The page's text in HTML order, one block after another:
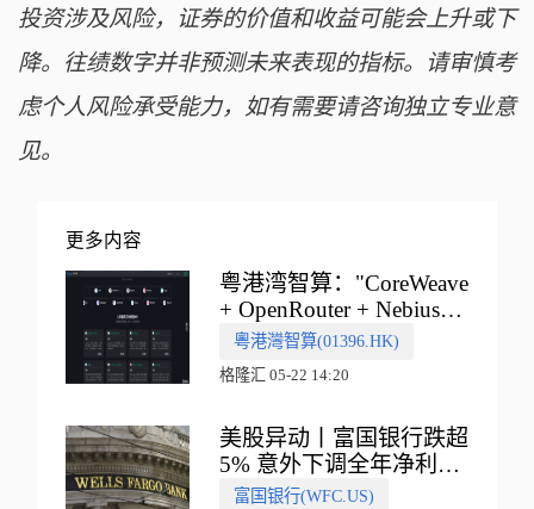
投资涉及风险，证券的价值和收益可能会上升或下
降。往绩数字并非预测未来表现的指标。请审慎考
虑个人风险承受能力，如有需要请咨询独立专业意
见。
更多内容
粤港湾智算："CoreWeave
+ OpenRouter + Nebius"
多向融合的中国智算新范
式
粵港灣智算(01396.HK)
格隆汇 05-22 14:20
美股异动丨富国银行跌超
5% 意外下调全年净利息
收入指引
富国银行(WFC.US)